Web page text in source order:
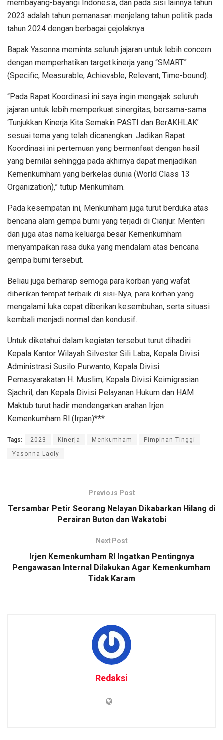
membayang-bayangi Indonesia, dan pada sisi lainnya tahun
2023 adalah tahun pemanasan menjelang tahun politik pada
tahun 2024 dengan berbagai gejolaknya.
Bapak Yasonna meminta seluruh jajaran untuk lebih concern
dengan memperhatikan target kinerja yang “SMART”
(Specific, Measurable, Achievable, Relevant, Time-bound).
“Pada Rapat Koordinasi ini saya ingin mengajak seluruh
jajaran untuk lebih memperkuat sinergitas, bersama-sama
‘Tunjukkan Kinerja Kita Semakin PASTI dan BerAKHLAK’
sesuai tema yang telah dicanangkan. Jadikan Rapat
Koordinasi ini pertemuan yang bermanfaat dengan hasil
yang bernilai sehingga pada akhirnya dapat menjadikan
Kemenkumham yang berkelas dunia (World Class 13
Organization),” tutup Menkumham.
Pada kesempatan ini, Menkumham juga turut berduka atas
bencana alam gempa bumi yang terjadi di Cianjur. Menteri
dan juga atas nama keluarga besar Kemenkumham
menyampaikan rasa duka yang mendalam atas bencana
gempa bumi tersebut.
Beliau juga berharap semoga para korban yang wafat
diberikan tempat terbaik di sisi-Nya, para korban yang
mengalami luka cepat diberikan kesembuhan, serta situasi
kembali menjadi normal dan kondusif.
Untuk diketahui dalam kegiatan tersebut turut dihadiri
Kepala Kantor Wilayah Silvester Sili Laba, Kepala Divisi
Administrasi Susilo Purwanto, Kepala Divisi
Pemasyarakatan H. Muslim, Kepala Divisi Keimigrasian
Sjachril, dan Kepala Divisi Pelayanan Hukum dan HAM
Maktub turut hadir mendengarkan arahan Irjen
Kemenkumham RI.(Irpan)***
Tags: 2023 Kinerja Menkumham Pimpinan Tinggi
Yasonna Laoly
Previous Post
Tersambar Petir Seorang Nelayan Dikabarkan Hilang di
Perairan Buton dan Wakatobi
Next Post
Irjen Kemenkumham RI Ingatkan Pentingnya
Pengawasan Internal Dilakukan Agar Kemenkumham
Tidak Karam
Redaksi